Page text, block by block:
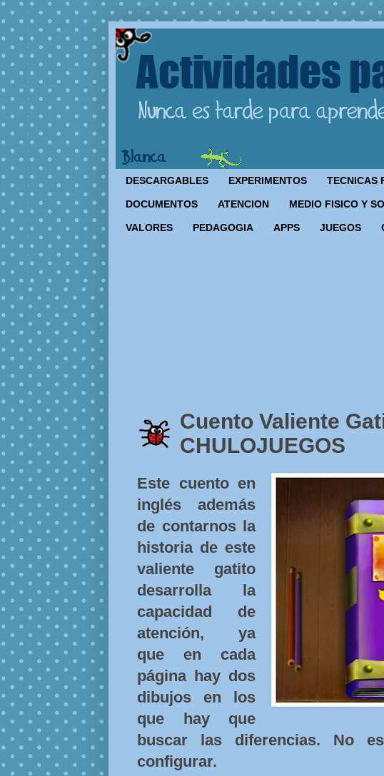
DESCARGABLES EXPERIMENTOS TECNICAS
DOCUMENTOS ATENCION MEDIO FISICO Y
VALORES PEDAGOGIA APPS JUEGOS
Cuento Valiente
CHULOJUEGOS
Este cuento en
inglés además
de contarnos la
historia de este
valiente gatito
desarrolla la
capacidad de
atención, ya
que en cada
página hay dos
dibujos en los
que hay que
buscar las diferencias. No
configurar.